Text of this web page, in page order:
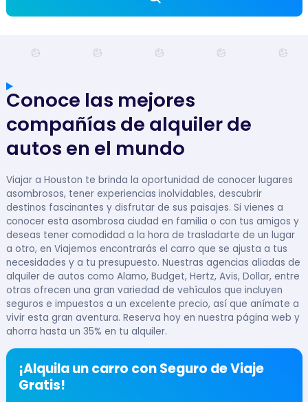
Conoce las mejores
compañías de alquiler de
autos en el mundo
Viajar a Houston te brinda la oportunidad de conocer lugares
asombrosos, tener experiencias inolvidables, descubrir
destinos fascinantes y disfrutar de sus paisajes. Si vienes a
conocer esta asombrosa ciudad en familia o con tus amigos y
deseas tener comodidad a la hora de trasladarte de un lugar
a otro, en Viajemos encontrarás el carro que se ajusta a tus
necesidades y a tu presupuesto. Nuestras agencias aliadas de
alquiler de autos como Alamo, Budget, Hertz, Avis, Dollar, entre
otras ofrecen una gran variedad de vehículos que incluyen
seguros e impuestos a un excelente precio, así que anímate a
vivir esta gran aventura. Reserva hoy en nuestra página web y
ahorra hasta un 35% en tu alquiler.
¡Alquila un carro con Seguro de Viaje
Gratis!